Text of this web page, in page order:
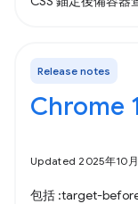
Release notes
Chrome
Updated 2025年10
包括 :target-